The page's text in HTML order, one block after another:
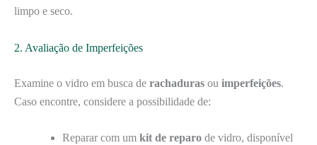
limpo e seco.
2. Avaliação de Imperfeições
Examine o vidro em busca de rachaduras ou imperfeições.
Caso encontre, considere a possibilidade de:
Reparar com um kit de reparo de vidro, disponível